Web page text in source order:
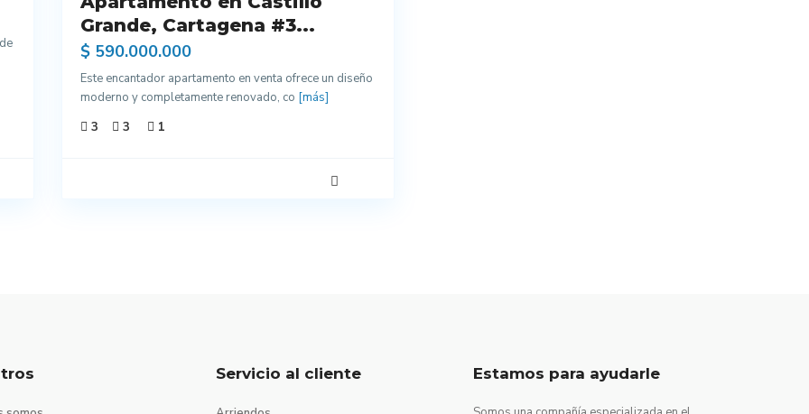
Excelentes
Acabados
Grande, Cartagena #3...
$ 590.000.000
Este encantador apartamento en venta ofrece un diseño
moderno y completamente renovado, co [más]
3
3 1
Servicio al cliente Estamos para ayudarle